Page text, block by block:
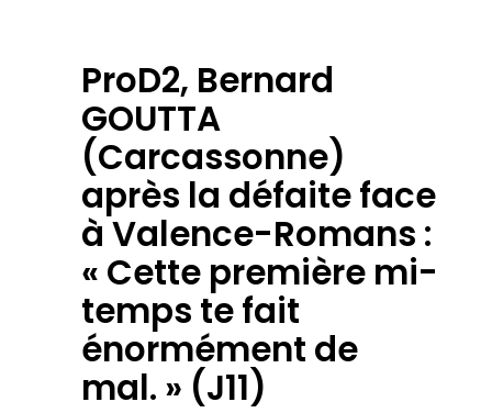
ProD2, Bernard
GOUTTA
(Carcassonne)
après la défaite face
à Valence-Romans :
« Cette première mi-
temps te fait
énormément de
mal. » (J11)